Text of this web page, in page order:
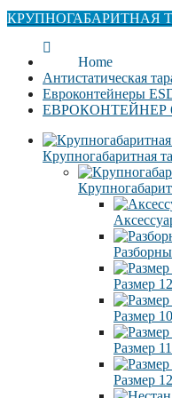
КРУПНОГАБАРИТНАЯ
Home
Антистатическая
Евроконтейнеры
EВРОКОНТЕЙНЕР
Крупногабаритная
Размер
Размер
Размер
Размер